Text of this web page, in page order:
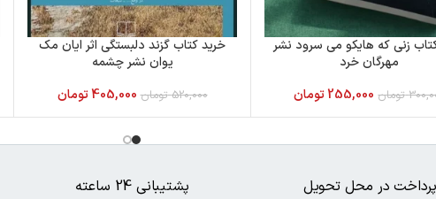
زنی که هایکو می سرود نشر
مهرگان خرد
تومان 255,000تومان
خرید کتاب گزند دلبستگی اثر ایان مک
یوان نشر چشمه
520,000 تومان 405,000تومان
پرداخت در محل تحویل پشتیبانی 24 ساعته